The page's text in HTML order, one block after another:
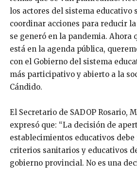
los actores del sistema educativo
coordinar acciones para reducir
se generó en la pandemia. Ahora
está en la agenda pública,
con el Gobierno del sistema
más participativo y abierto a la
Cándido.
El Secretario de SADOP Rosario,
expresó que: “La decisión de
establecimientos educativos
criterios sanitarios y educativos
gobierno provincial. No es una